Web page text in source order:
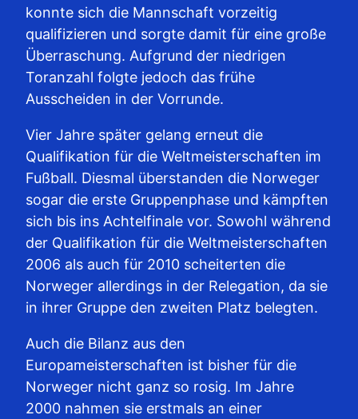
konnte sich die Mannschaft vorzeitig
qualifizieren und sorgte damit für eine große
Überraschung. Aufgrund der niedrigen
Toranzahl folgte jedoch das frühe
Ausscheiden in der Vorrunde.
Vier Jahre später gelang erneut die
Qualifikation für die Weltmeisterschaften im
Fußball. Diesmal überstanden die Norweger
sogar die erste Gruppenphase und kämpften
sich bis ins Achtelfinale vor. Sowohl während
der Qualifikation für die Weltmeisterschaften
2006 als auch für 2010 scheiterten die
Norweger allerdings in der Relegation, da sie
in ihrer Gruppe den zweiten Platz belegten.
Auch die Bilanz aus den
Europameisterschaften ist bisher für die
Norweger nicht ganz so rosig. Im Jahre
2000 nahmen sie erstmals an einer